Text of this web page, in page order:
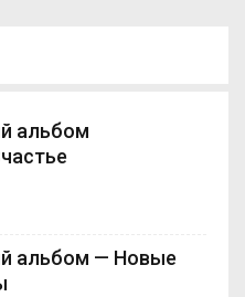
альбом
альбом — Новые